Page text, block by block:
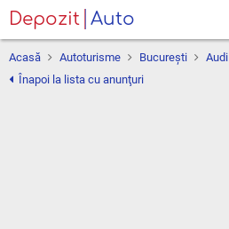
Depozit Auto
Acasă Autoturisme Bucureşti Audi
Înapoi la lista cu anunţuri